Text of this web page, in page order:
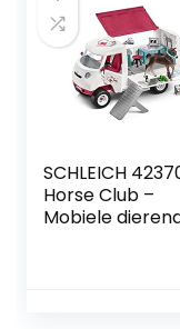
SCHLEICH
Horse Club –
Mobiele